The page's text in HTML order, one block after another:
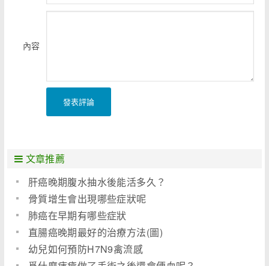
內容
發表評論
文章推薦
肝癌晚期腹水抽水後能活多久？
骨質增生會出現哪些症狀呢
肺癌在早期有哪些症狀
直腸癌晚期最好的治療方法(圖)
幼兒如何預防H7N9禽流感